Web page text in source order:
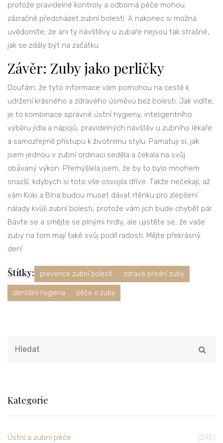
protože pravidelné kontroly a odborná péče mohou
zázračně předcházet zubní bolesti. A nakonec si možná
uvědomíte, že ani ty návštěvy u zubaře nejsou tak strašné,
jak se zdály být na začátku.
Závěr: Zuby jako perličky
Doufám, že tyto informace vám pomohou na cestě k
udržení krásného a zdravého úsměvu bez bolesti. Jak vidíte,
je to kombinace správné ústní hygieny, inteligentního
výběru jídla a nápojů, pravidelných návštěv u zubního lékaře
a samozřejmě přístupu k životnímu stylu. Pamatuji si, jak
jsem jednou v zubní ordinaci seděla a čekala na svůj
obávaný výkon. Přemýšlela jsem, že by to bylo mnohem
snazší, kdybych si toto vše osvojila dříve. Takže nečekají, až
vám Koki a Bína budou muset dávat rtěnku pro zlepšení
nálady kvůli zubní bolesti, protože vám jich bude chybět pár.
Bavte se a smějte se plnými hrdly, ale ujistěte se, že vaše
zuby na tom mají také svůj podíl radosti. Mějte překrásný
den!
Štítky: prevence zubní bolesti zdravé přední zuby
dentální hygiena péče o zuby
Kategorie
Ústní a zubní péče (295)